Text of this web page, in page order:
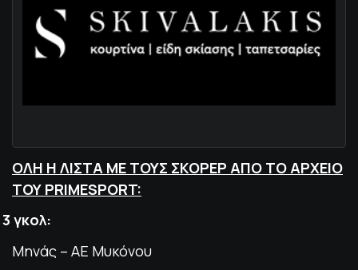
ΟΛΗ Η ΛΙΣΤΑ ΜΕ ΤΟΥΣ ΣΚΟΡΕΡ ΑΠΟ ΤΟ ΑΡΧΕΙΟ
ΤΟΥ PRIMESPORT:
3 γκολ:
Μηνάς – ΑΕ Μυκόνου